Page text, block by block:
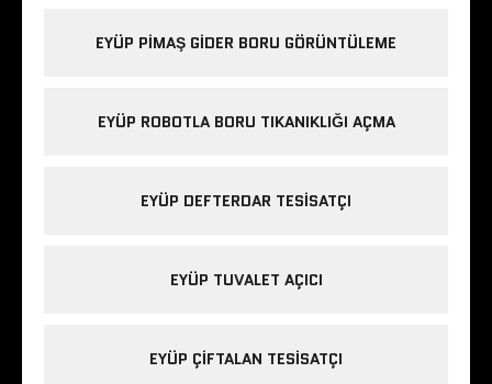
EYÜP PIMAŞ GIDER BORU GÖRÜNTÜLEME
EYÜP ROBOTLA BORU TIKANIKLIĞI AÇMA
EYÜP DEFTERDAR TESISATÇI
EYÜP TUVALET AÇICI
EYÜP ÇIFTALAN TESISATÇI